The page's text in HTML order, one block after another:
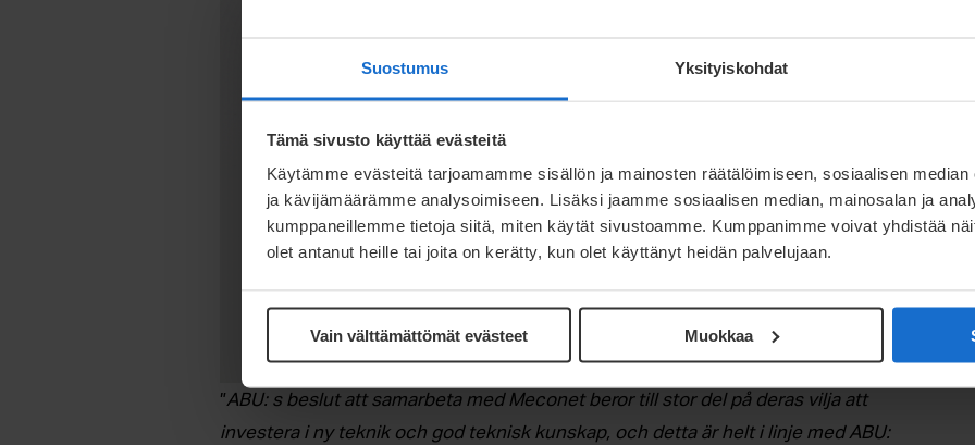
Suostumus Yksityiskohdat
Tämä sivusto käyttää evästeitä
Käytämme evästeitä tarjoamamme sisällön ja mainosten räätälöimiseen, sosiaalisen
ja kävijämäärämme analysoimiseen. Lisäksi jaamme sosiaalisen median, mainosalan ja
kumppaneillemme tietoja siitä, miten käytät sivustoamme. Kumppanimme voivat yhdistää
olet antanut heille tai joita on kerätty, kun olet käyttänyt heidän palvelujaan.
Vain välttämättömät evästeet Muokkaa
”ABU: s beslut att samarbeta med Meconet beror till stor del på deras vilja att
investera i ny teknik och god teknisk kunskap, och detta är helt i linje med ABU: